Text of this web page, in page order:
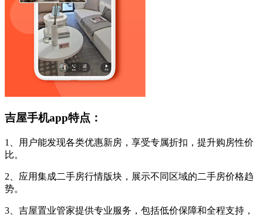
吉屋手机app特点：
1、用户能发现各类优惠新房，享受专属折扣，提升购房性价
比。
2、应用集成二手房行情版块，展示不同区域的二手房价格趋
势。
3、吉屋置业管家提供专业服务，包括低价保障和全程支持，